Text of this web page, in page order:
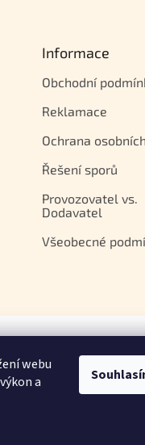
webu
a
Informace
Obchodní
Reklamace
Ochrana
Řešení sporů
Provozovatel vs.
Dodavatel
Všeobecné